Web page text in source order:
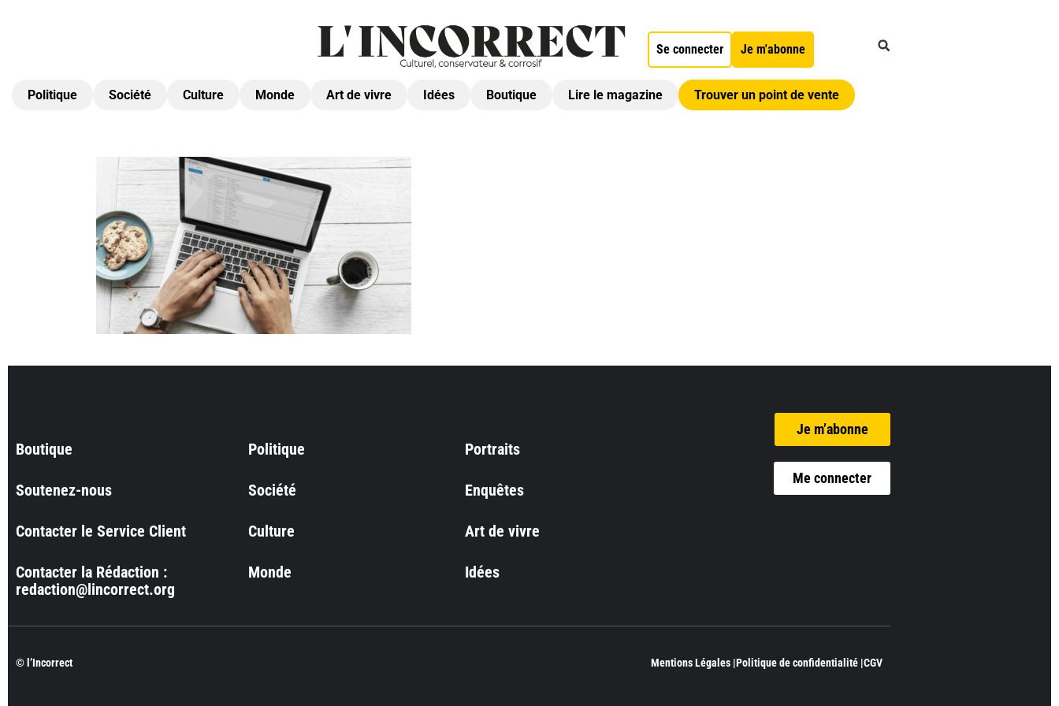
Se connecter Je m'abonne
Politique Société Culture Monde Art de vivre Idées Boutique Lire le magazine Trouver un point de vente
Boutique
Soutenez-nous
Contacter le Service Client
Contacter la Rédaction :
redaction@lincorrect.org
Politique
Société
Culture
Monde
Portraits
Enquêtes
Art de vivre
Idées
Je m’abonne
Me connecter
© l’Incorrect Mentions Légales |Politique de confidentialité |CGV